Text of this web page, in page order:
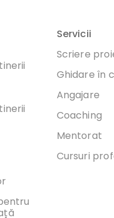
Servicii
Scriere
Ghidare în
Angajare
Coaching
Mentorat
Cursuri